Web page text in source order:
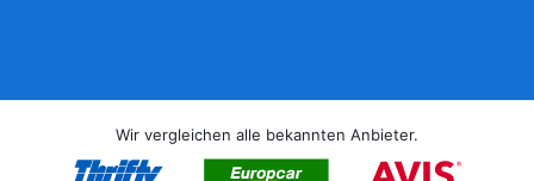
Wir vergleichen alle bekannten Anbieter.